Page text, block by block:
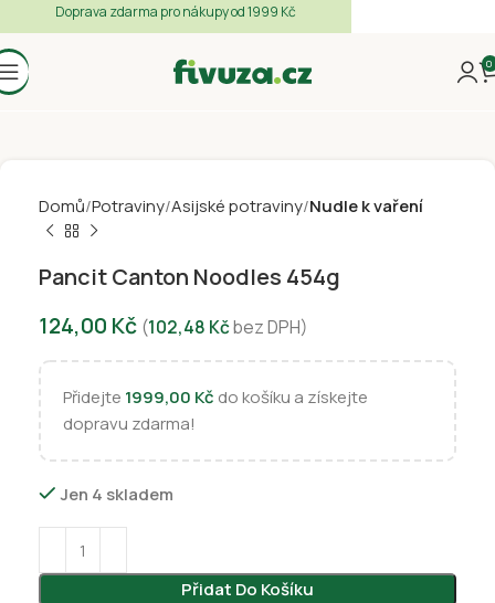
0
Domů Potraviny Asijské potraviny Nudle k vaření
Pancit Canton Noodles 454g
124,00 Kč (102,48 Kčbez DPH)
Přidejte 1999,00 Kč do košíku a získejte
dopravu zdarma!
Jen 4 skladem
Přidat Do Košíku
Doprava zdarma pro nákupy od 1999 Kč